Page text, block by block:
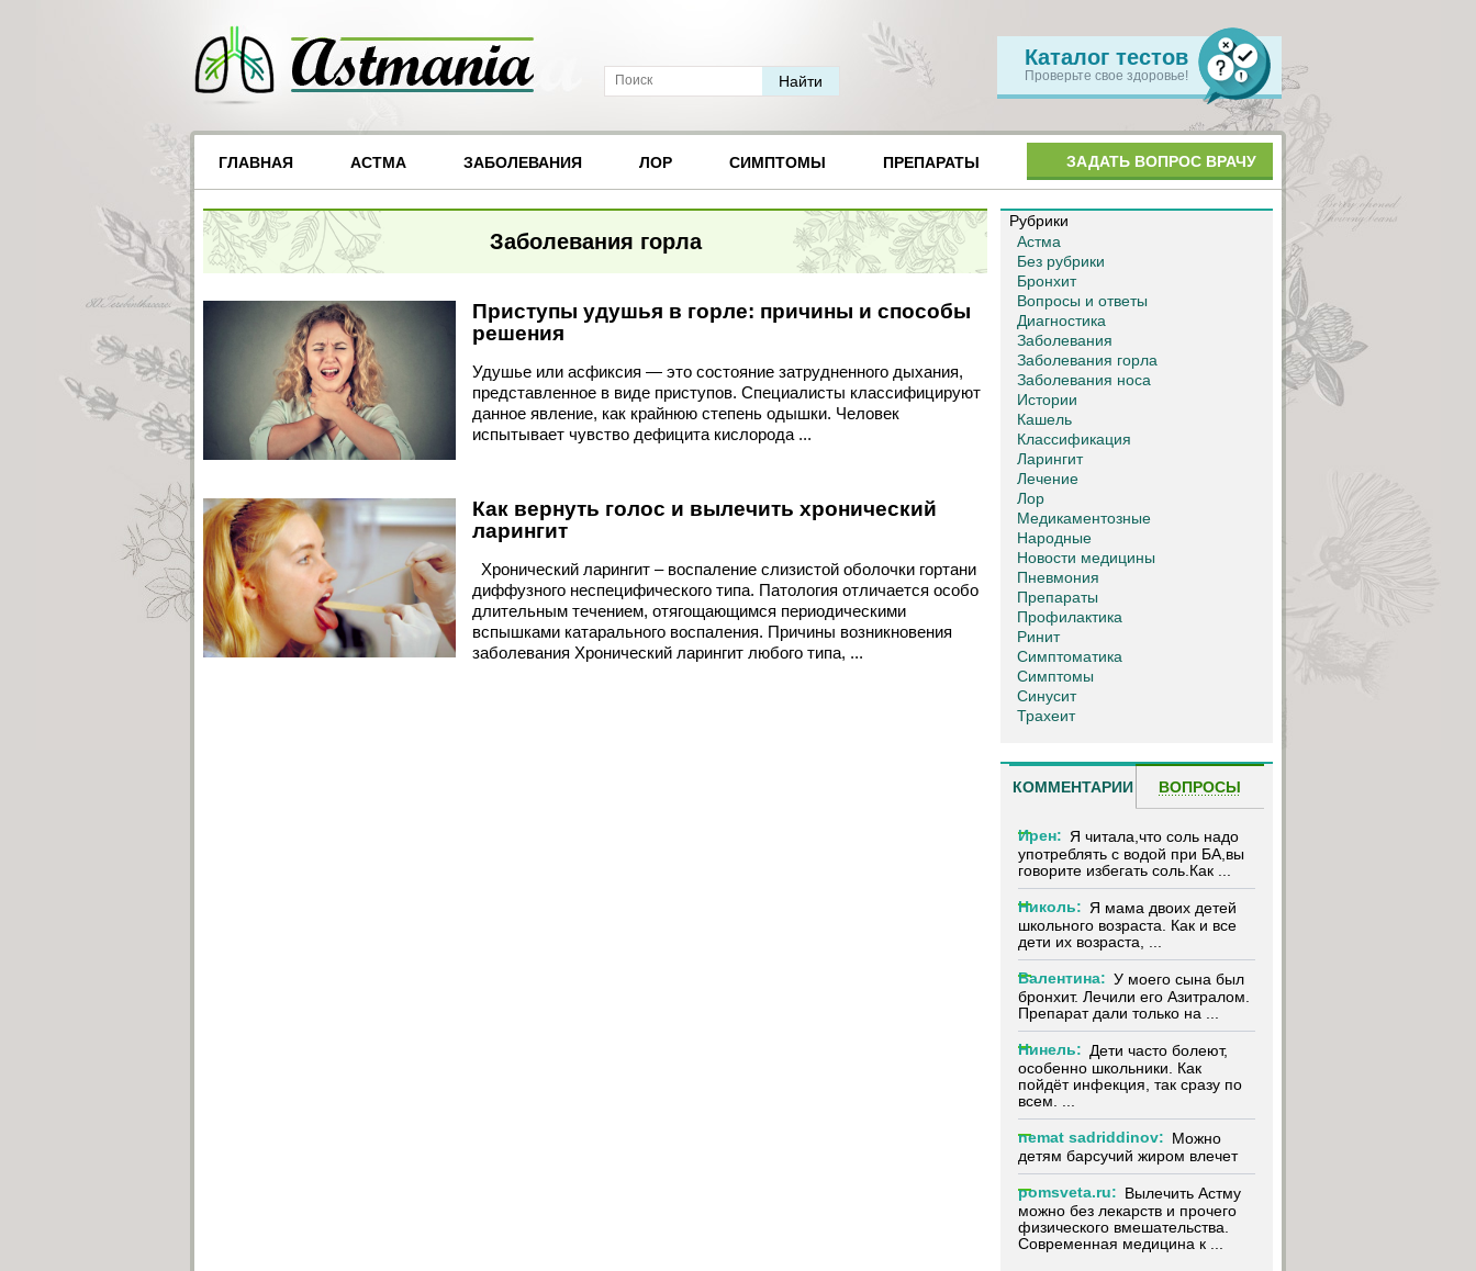
Каталог тестов
Проверьте свое здоровье!
ГЛАВНАЯ АСТМА ЗАБОЛЕВАНИЯ ЛОР СИМПТОМЫ ПРЕПАРАТЫ ЗАДАТЬ ВОПРОС ВРАЧУ
Заболевания горла
Приступы удушья в горле: причины и способы
решения
Удушье или асфиксия — это состояние затрудненного дыхания,
представленное в виде приступов. Специалисты классифицируют
данное явление, как крайнюю степень одышки. Человек
испытывает чувство дефицита кислорода ...
Как вернуть голос и вылечить хронический
ларингит
Хронический ларингит – воспаление слизистой оболочки гортани
диффузного неспецифического типа. Патология отличается особо
длительным течением, отягощающимся периодическими
вспышками катарального воспаления. Причины возникновения
заболевания Хронический ларингит любого типа, ...
Рубрики
Астма
Без рубрики
Бронхит
Вопросы и ответы
Диагностика
Заболевания
Заболевания горла
Заболевания носа
Истории
Кашель
Классификация
Ларингит
Лечение
Лор
Медикаментозные
Народные
Новости медицины
Пневмония
Препараты
Профилактика
Ринит
Симптоматика
Симптомы
Синусит
Трахеит
КОММЕНТАРИИ ВОПРОСЫ
Ирен: Я читала,что соль надо
употреблять с водой при БА,вы
говорите избегать соль.Как ...
Николь: Я мама двоих детей
школьного возраста. Как и все
дети их возраста, ...
Валентина: У моего сына был
бронхит. Лечили его Азитралом.
Препарат дали только на ...
Нинель: Дети часто болеют,
особенно школьники. Как
пойдёт инфекция, так сразу по
всем. ...
nemat sadriddinov: Можно
детям барсучий жиром влечет
pomsveta.ru: Вылечить Астму
можно без лекарств и прочего
физического вмешательства.
Современная медицина к ...